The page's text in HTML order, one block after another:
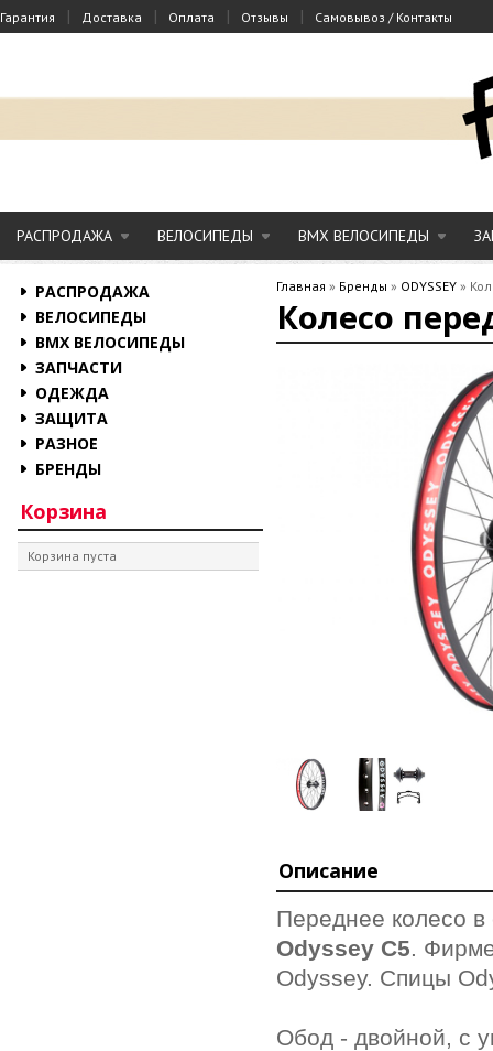
Гарантия | Доставка | Оплата | Отзывы | Самовывоз / Контакты
РАСПРОДАЖА ВЕЛОСИПЕДЫ BMX ВЕЛОСИПЕДЫ
РАСПРОДАЖА
ВЕЛОСИПЕДЫ
BMX ВЕЛОСИПЕДЫ
ЗАПЧАСТИ
ОДЕЖДА
ЗАЩИТА
РАЗНОЕ
БРЕНДЫ
Корзина
Корзина пуста
Главная » Бренды » ODYSSEY »
Колесо
Описание
Переднее колесо
Odyssey С5.
Odyssey. Спицы
Обод - двойной, с